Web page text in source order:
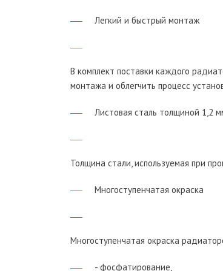
Легкий и быстрый монтаж
В комплект поставки каждого
монтажа и облегчить процесс
Листовая сталь толщиной 1,2
Толщина стали, используемая при
Многоступенчатая окраска
Многоступенчатая окраска
- фосфатирование,